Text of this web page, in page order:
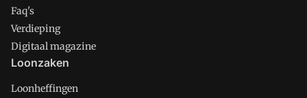
Faq's
Verdieping
Digitaal magazine
Loonzaken
Loonheffingen